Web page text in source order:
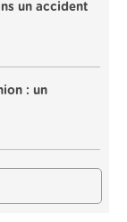
un accident
: un